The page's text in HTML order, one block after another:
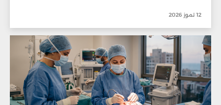
12 تموز 2026